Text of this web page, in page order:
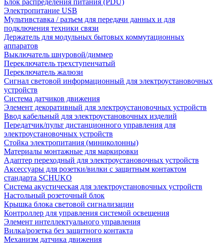
Блок распределения питания (PDU)
Электропитание USB
Мультивставка / разъем для передачи данных и для
подключения техники связи
Держатель для модульных бытовых коммутационных
аппаратов
Выключатель шнуровой/диммер
Переключатель трехступенчатый
Переключатель жалюзи
Сигнал световой информационный для электроустановочных
устройств
Система датчиков движения
Элемент декоративный для электроустановочных устройств
Ввод кабельный для электроустановочных изделий
Передатчик/пульт дистанционного управления для
электроустановочных устройств
Стойка электропитания (миниколонны)
Материалы монтажные для маркировки
Адаптер переходный для электроустановочных устройств
Аксессуары для розетки/вилки с защитным контактом
стандарта SCHUKO
Система акустическая для электроустановочных устройств
Настольный розеточный блок
Крышка блока световой сигнализации
Контроллер для управления системой освещения
Элемент интеллектуального управления
Вилка/розетка без защитного контакта
Механизм датчика движения